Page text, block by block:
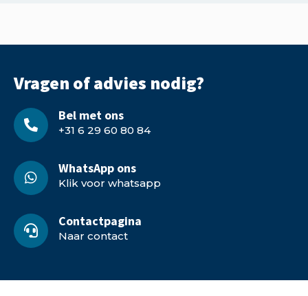
Vragen of advies nodig?
Bel met ons
+31 6 29 60 80 84
WhatsApp ons
Klik voor whatsapp
Contactpagina
Naar contact